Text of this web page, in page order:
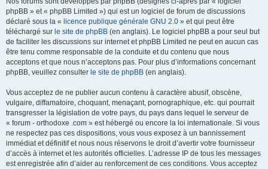
phpBB » et « phpBB Limited ») qui est un logiciel de forum de discussions
déclaré sous la « licence publique générale GNU 2.0 » et qui peut être
téléchargé sur le site de phpBB (en anglais). Le logiciel phpBB a pour seul but
de faciliter les discussions sur internet et phpBB Limited ne peut en aucun cas
être tenu comme responsable de la conduite et du contenu que nous
acceptons et que nous n’acceptons pas. Pour plus d’informations concernant
phpBB, veuillez consulter le site de phpBB (en anglais).
Vous acceptez de ne publier aucun contenu à caractère abusif, obscène,
vulgaire, diffamatoire, choquant, menaçant, pornographique, etc. qui pourrait
transgresser la législation de votre pays, du pays dans lequel le serveur de
« forum - orthodoxe .com » est hébergé ou encore la loi internationale. Si vous
ne respectez pas ces dispositions, vous vous exposez à un bannissement
immédiat et définitif et nous nous réservons le droit d’avertir votre fournisseur
d’accès à internet et les autorités officielles. L’adresse IP de tous les messages
est enregistrée afin d’aider au renforcement de ces conditions. Vous acceptez